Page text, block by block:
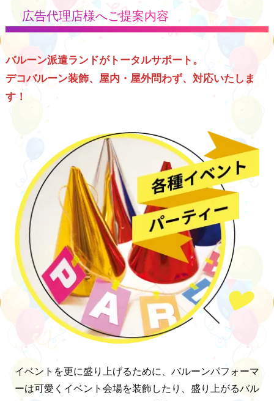
広告代理店様へご提案内容
バルーン派遣ランドがトータルサポート。
デコバルーン装飾、屋内・屋外問わず、対応いたしま
す！
イベントを更に盛り上げるために、バルーンパフォーマ
ーは可愛くイベント会場を装飾したり、盛り上がるバル